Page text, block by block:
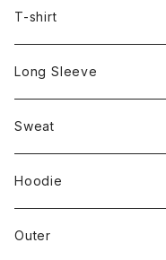
Long Sleeve
Sweat
Hoodie
Goods
Heart
T-shirt
Long Sleeve
Heart 2024
T-shirt
Long Sleeve
Def Jam
T-shirt
Long Sleeve
dome
T-shirt
JIVE
T-shirt
Pajama Party
Heart
Heart 2024
Def Jam
Long Sleeve
Pajama Party
Heart
Heart 2024
Sweat
Pajama Party
Heart 2024
Hoodie
Pajama Party
Outer